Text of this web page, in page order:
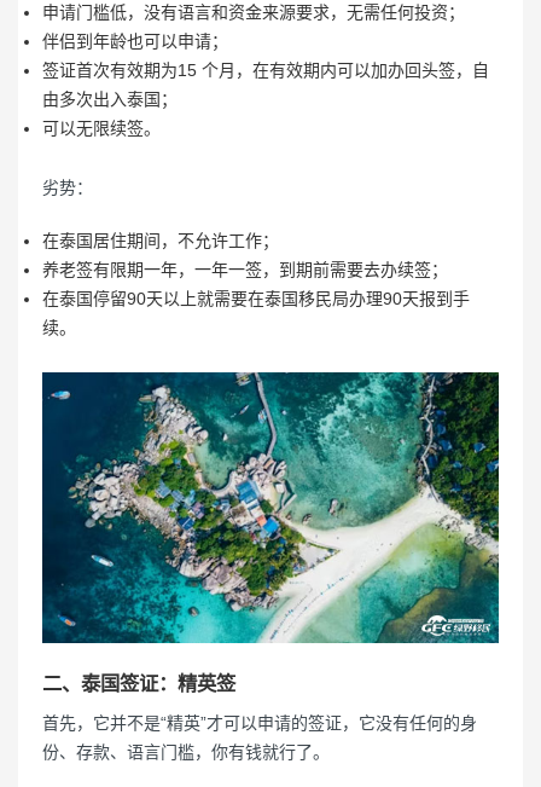
申请门槛低，没有语言和资金来源要求，无需任何投资；
伴侣到年龄也可以申请；
签证首次有效期为15 个月，在有效期内可以加办回头签，自
由多次出入泰国；
可以无限续签。
劣势：
在泰国居住期间，不允许工作；
养老签有限期一年，一年一签，到期前需要去办续签；
在泰国停留90天以上就需要在泰国移民局办理90天报到手
续。
二、泰国签证：精英签
首先，它并不是“精英”才可以申请的签证，它没有任何的身
份、存款、语言门槛，你有钱就行了。